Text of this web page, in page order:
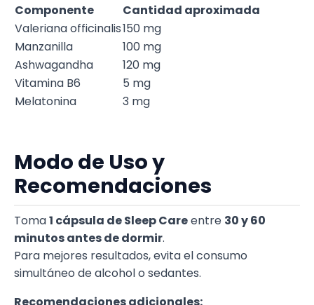
Componente
Cantidad aproximada
Valeriana officinalis150 mg
Manzanilla
100 mg
Ashwagandha
120 mg
Vitamina B6
5 mg
Melatonina
3 mg
Modo de Uso y
Recomendaciones
Toma1 cápsula de Sleep Careentre 30 y 60
minutos antes de dormir.
Para mejores resultados, evita el consumo
simultáneo de alcohol o sedantes.